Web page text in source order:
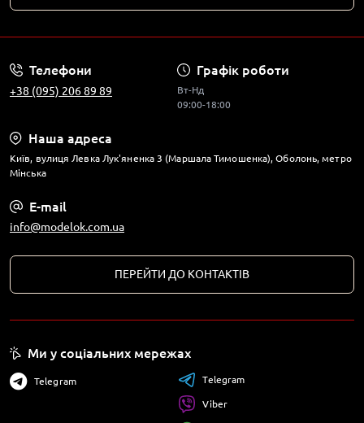
Телефони
+38 (095) 206 89 89
Графік роботи
Вт-Нд
09:00-18:00
Наша адреса
Київ, вулиця Левка Лук'яненка 3 (Маршала Тимошенка), Оболонь, метро
Мінська
E-mail
info@modelok.com.ua
ПЕРЕЙТИ ДО КОНТАКТІВ
Ми у соціальних мережах
Telegram Telegram
Viber